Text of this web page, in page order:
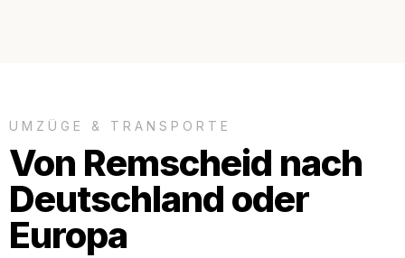
UMZÜGE & TRANSPORTE
Von Remscheid nach
Deutschland oder
Europa